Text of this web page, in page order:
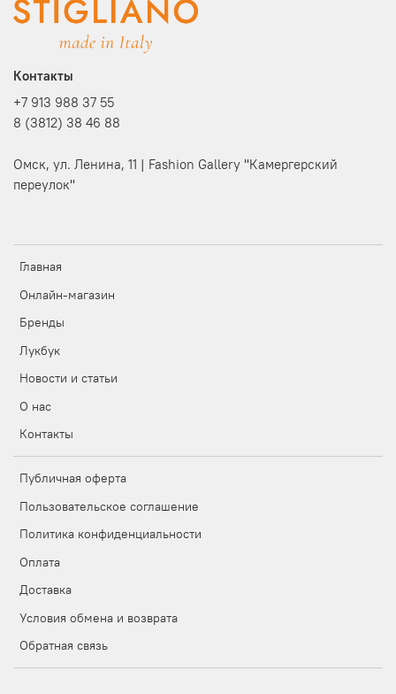
Главная
Онлайн-магазин
Бренды
Лукбук
Новости и статьи
О нас
Контакты
Публичная оферта
Пользовательское соглашение
Политика конфиденциальности
Оплата
Доставка
Условия обмена и возврата
Обратная связь
Контакты
+7 913 988 37 55
8 (3812) 38 46 88
Омск, ул. Ленина, 11 | Fashion Gallery "Камергерский
переулок"